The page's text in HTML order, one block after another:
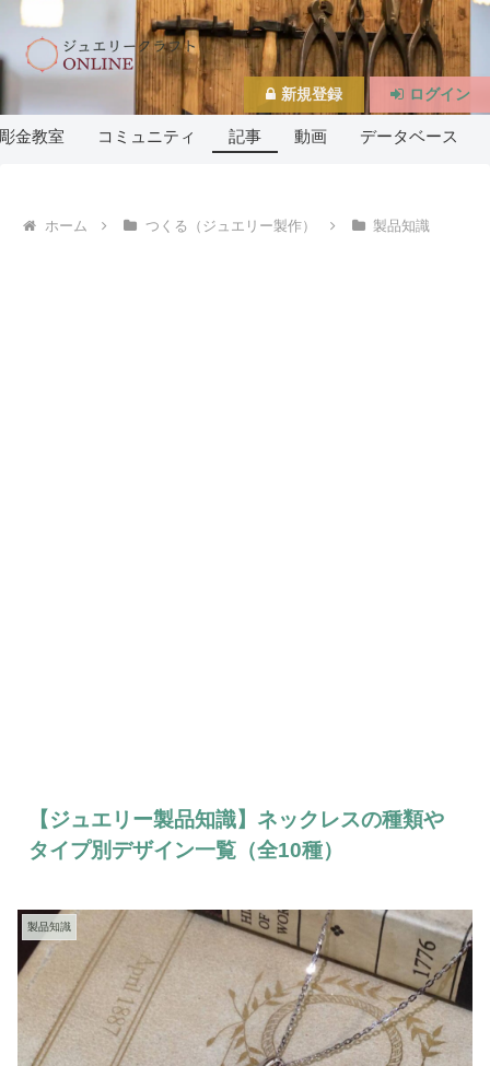
金教室 コミュニティ 記事 動画 データベース
ホーム つくる（ジュエリー製作） 製品知識
【ジュエリー製品知識】ネックレスの種類や
タイプ別デザイン一覧（全10種）
製品知識
新規登録 ログイン